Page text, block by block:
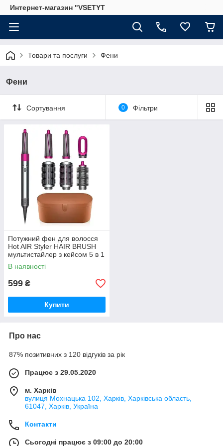
Интернет-магазин "VSETYT
Товари та послуги Фени
Фени
Сортування 0 Фільтри
Потужний фен для волосся
Hot AIR Styler HAIR BRUSH
мультистайлер з кейсом 5 в 1
В наявності
599 ₴
Купити
Про нас
87% позитивних з 120 відгуків за рік
Працює з 29.05.2020
м. Харків
вулиця Мохнацька 102, Харків, Харківська область,
61047, Харків, Україна
Контакти
Сьогодні працює з 09:00 до 20:00